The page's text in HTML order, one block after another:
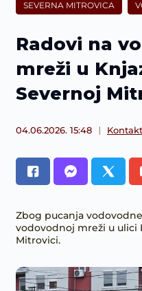
SEVERNA MITROVICA
Radovi na
mreži u
Severnoj
04.06.2026. 15:48
Zbog pucanja
vodovodnoj mreži u ulici
Mitrovici.